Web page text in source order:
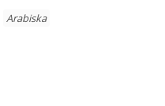
Arabiska